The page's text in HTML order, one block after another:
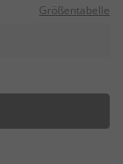
Größentabelle